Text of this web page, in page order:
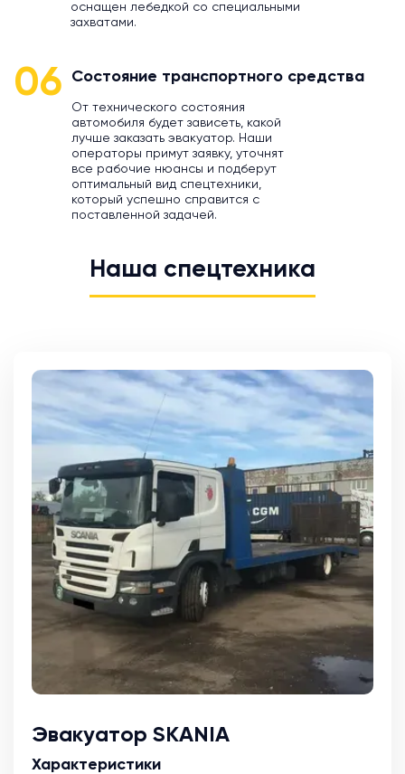
оснащен лебедкой со специальными
захватами.
06 Состояние транспортного средства
От технического состояния
автомобиля будет зависеть, какой
лучше заказать эвакуатор. Наши
операторы примут заявку, уточнят
все рабочие нюансы и подберут
оптимальный вид спецтехники,
который успешно справится с
поставленной задачей.
Наша спецтехника
Эвакуатор SKANIA
Характеристики